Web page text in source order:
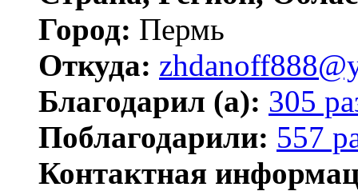
Город: Пермь
Откуда:
Благодарил (а): 305
Поблагодарили: 557
Контактная